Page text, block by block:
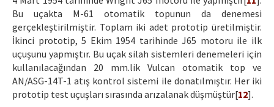
Bu uçakta M-61 otomatik topunun da denemesi
gerçekleştirilmiştir. Toplam iki adet prototip üretilmiştir.
İkinci prototip, 5 Ekim 1954 tarihinde J65 motoru ile ilk
uçuşunu yapmıştır. Bu uçak silah sistemleri denemeleri için
kullanılacağından 20 mm.lik Vulcan otomatik top ve
AN/ASG-14T-1 atış kontrol sistemi ile donatılmıştır. Her iki
prototip test uçuşları sırasında arızalanak düşmüştür[12].